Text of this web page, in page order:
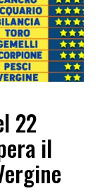
22
il